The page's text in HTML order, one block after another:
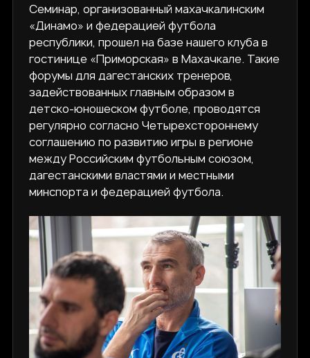
Семинар, организованный махачкалинским
«Динамо» и федерацией футбола
республики, прошел на базе нашего клуба в
гостинице «Приморская» в Махачкале. Такие
форумы для дагестанских тренеров,
задействованных главным образом в
детско-юношеском футболе, проводятся
регулярно согласно Четырехстороннему
соглашению по развитию игры в регионе
между Российским футбольным союзом,
дагестанскими властями и местными
минспорта и федерацией футбола.